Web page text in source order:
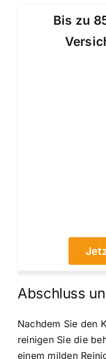
Bis zu
Abschluss
Nachdem Sie den
reinigen Sie die
einem milden